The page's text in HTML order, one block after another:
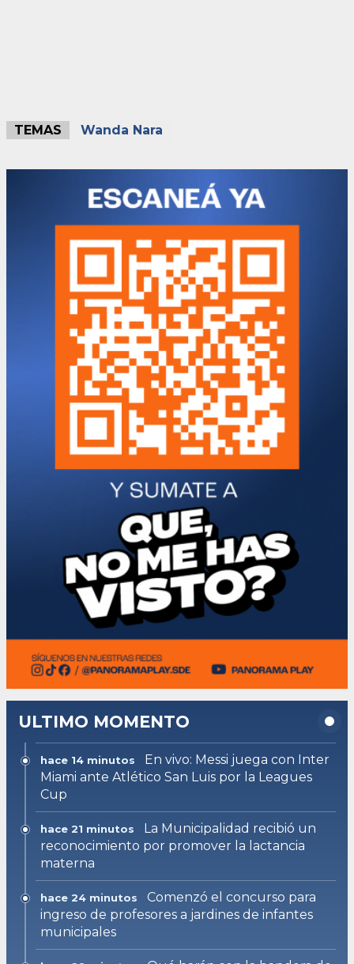
TEMAS Wanda Nara
ULTIMO MOMENTO
hace 14 minutos
En vivo: Messi juega con Inter
Miami ante Atlético San Luis por la Leagues
Cup
hace 21 minutos
La Municipalidad recibió un
reconocimiento por promover la lactancia
materna
hace 24 minutos
Comenzó el concurso para
ingreso de profesores a jardines de infantes
municipales